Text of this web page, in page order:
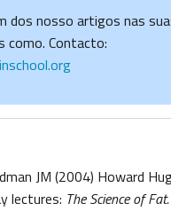
dos nosso artigos nas
como. Contacto:
JM (2004) Howard
lectures: The Science of Fat.